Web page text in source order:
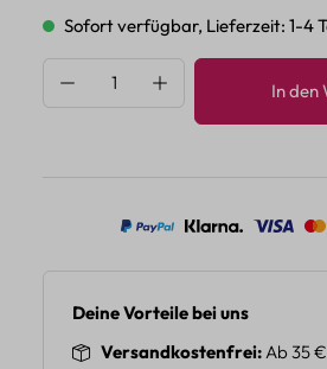
Sofort verfügbar, Lieferzeit: 1-4
Produkt Anzahl: GibIn den
Deine Vorteile bei uns
Versandkostenfrei Ab 35